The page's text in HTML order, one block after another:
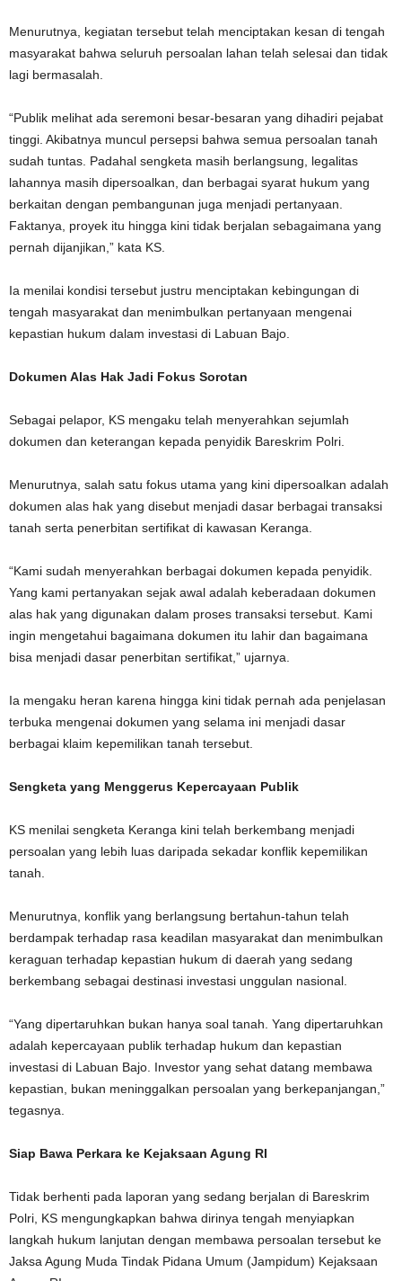
Menurutnya, kegiatan tersebut telah menciptakan kesan di tengah
masyarakat bahwa seluruh persoalan lahan telah selesai dan tidak
lagi bermasalah.
“Publik melihat ada seremoni besar-besaran yang dihadiri pejabat
tinggi. Akibatnya muncul persepsi bahwa semua persoalan tanah
sudah tuntas. Padahal sengketa masih berlangsung, legalitas
lahannya masih dipersoalkan, dan berbagai syarat hukum yang
berkaitan dengan pembangunan juga menjadi pertanyaan.
Faktanya, proyek itu hingga kini tidak berjalan sebagaimana yang
pernah dijanjikan,” kata KS.
Ia menilai kondisi tersebut justru menciptakan kebingungan di
tengah masyarakat dan menimbulkan pertanyaan mengenai
kepastian hukum dalam investasi di Labuan Bajo.
Dokumen Alas Hak Jadi Fokus Sorotan
Sebagai pelapor, KS mengaku telah menyerahkan sejumlah
dokumen dan keterangan kepada penyidik Bareskrim Polri.
Menurutnya, salah satu fokus utama yang kini dipersoalkan adalah
dokumen alas hak yang disebut menjadi dasar berbagai transaksi
tanah serta penerbitan sertifikat di kawasan Keranga.
“Kami sudah menyerahkan berbagai dokumen kepada penyidik.
Yang kami pertanyakan sejak awal adalah keberadaan dokumen
alas hak yang digunakan dalam proses transaksi tersebut. Kami
ingin mengetahui bagaimana dokumen itu lahir dan bagaimana
bisa menjadi dasar penerbitan sertifikat,” ujarnya.
Ia mengaku heran karena hingga kini tidak pernah ada penjelasan
terbuka mengenai dokumen yang selama ini menjadi dasar
berbagai klaim kepemilikan tanah tersebut.
Sengketa yang Menggerus Kepercayaan Publik
KS menilai sengketa Keranga kini telah berkembang menjadi
persoalan yang lebih luas daripada sekadar konflik kepemilikan
tanah.
Menurutnya, konflik yang berlangsung bertahun-tahun telah
berdampak terhadap rasa keadilan masyarakat dan menimbulkan
keraguan terhadap kepastian hukum di daerah yang sedang
berkembang sebagai destinasi investasi unggulan nasional.
“Yang dipertaruhkan bukan hanya soal tanah. Yang dipertaruhkan
adalah kepercayaan publik terhadap hukum dan kepastian
investasi di Labuan Bajo. Investor yang sehat datang membawa
kepastian, bukan meninggalkan persoalan yang berkepanjangan,”
tegasnya.
Siap Bawa Perkara ke Kejaksaan Agung RI
Tidak berhenti pada laporan yang sedang berjalan di Bareskrim
Polri, KS mengungkapkan bahwa dirinya tengah menyiapkan
langkah hukum lanjutan dengan membawa persoalan tersebut ke
Jaksa Agung Muda Tindak Pidana Umum (Jampidum) Kejaksaan